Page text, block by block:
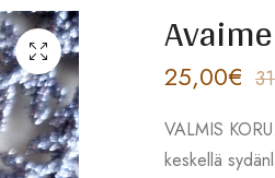
25,00€
VALMIS
keskellä